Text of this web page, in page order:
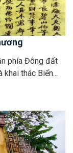
phía Đông đất
thác Biển...